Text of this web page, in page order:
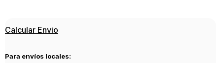
MINUSCULA
2012
Calcular Envio
Para envíos locales: